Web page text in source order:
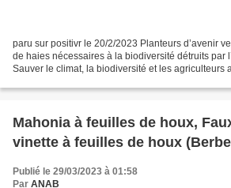
paru sur positivr le 20/2/2023 Planteurs d’avenir
de haies nécessaires à la biodiversité détruits par
Sauver le climat, la biodiversité et les agriculteurs
Mahonia à feuilles de houx,
vinette à feuilles de houx
Publié le 29/03/2023 à 01:58
Par ANAB